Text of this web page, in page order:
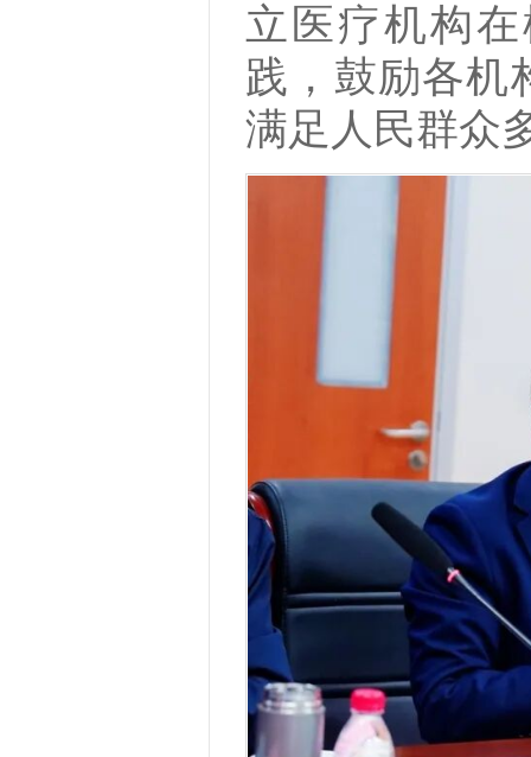
立医疗机构
践，鼓励各机
满足人民群众